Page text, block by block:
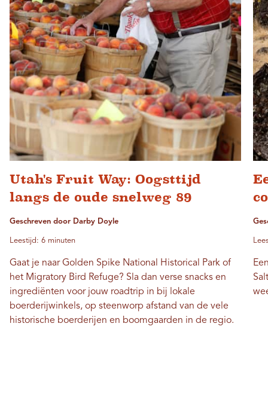
Utah's Fruit Way: Oogsttijd
langs de oude snelweg 89
Geschreven door Darby Doyle
Leestijd: 6 minuten
Gaat je naar Golden Spike National Historical Park of
het Migratory Bird Refuge? Sla dan verse snacks en
ingrediënten voor jouw roadtrip in bij lokale
boerderijwinkels, op steenworp afstand van de vele
historische boerderijen en boomgaarden in de regio.